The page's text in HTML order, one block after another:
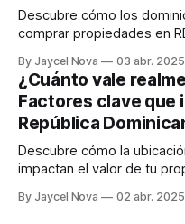
Descubre cómo los
comprar propiedades en
By Jaycel Nova 03 abr. 2025
¿Cuánto vale
Factores clave que
República
Descubre cómo la
impactan el valor de tu
By Jaycel Nova 02 abr. 2025